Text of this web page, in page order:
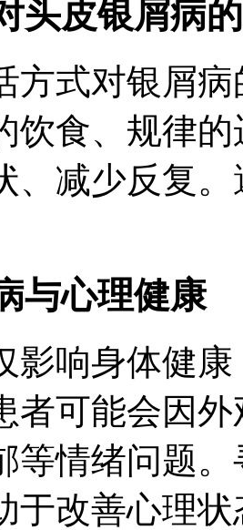
头皮银屑病
方式对银屑
饮食、规律
、减少反复
与心理健康
影响身体健
者可能会因
等情绪问题
于改善心理状